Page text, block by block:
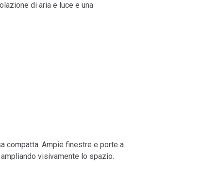
di aria e luce e una
compatta. Ampie finestre e porte a
visivamente lo spazio.